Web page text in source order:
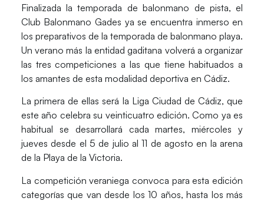
Finalizada la temporada de balonmano de pista, el
Club Balonmano Gades ya se encuentra inmerso en
los preparativos de la temporada de balonmano playa.
Un verano más la entidad gaditana volverá a organizar
las tres competiciones a las que tiene habituados a
los amantes de esta modalidad deportiva en Cádiz.
La primera de ellas será la Liga Ciudad de Cádiz, que
este año celebra su veinticuatro edición. Como ya es
habitual se desarrollará cada martes, miércoles y
jueves desde el 5 de julio al 11 de agosto en la arena
de la Playa de la Victoria.
La competición veraniega convoca para esta edición
categorías que van desde los 10 años, hasta los más